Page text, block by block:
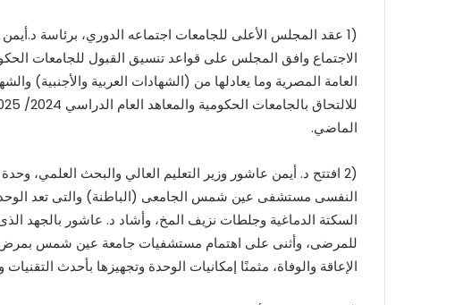
(1 عقد المجلس الأعلى للجامعات اجتماعه الدوري، برئاسة
الاجتماع وافق المجلس على قواعد تنسيق القبول للجامعات
العامة المصرية وما يعادلها من (الشهادات العربية والأجنبية)
الماضي.
(2 افتتح د. أيمن عاشور وزير التعليم العالي والبحث
النفسى مستشفى عين شمس الجامعى (الباطنة) والتى تعد
السكتة الدماغية وجلطات نزيف المخ، وأشاد د. عاشور بالجهد
للمرضى، وأثنى على اهتمام مستشفيات جامعة عين شمس بمرض
الإعاقة والوفاة، مثمنًا إمكانيات الوحدة وتجهيزها بأحدث